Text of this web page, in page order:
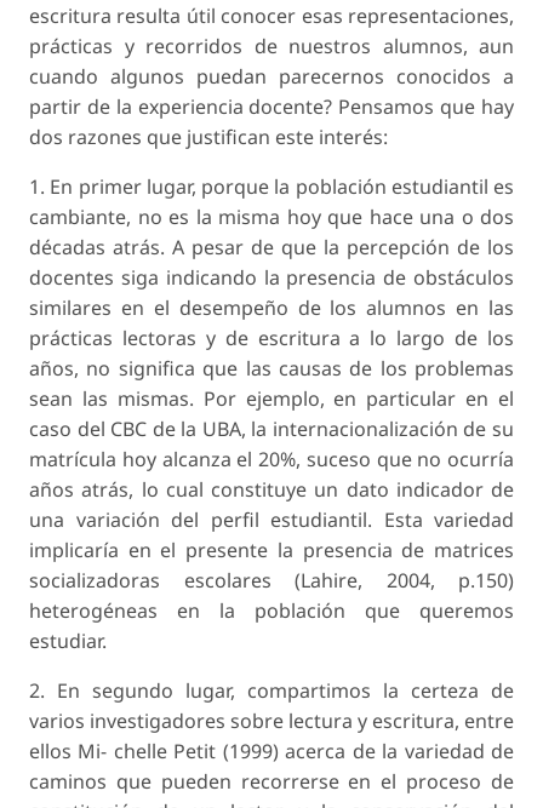
escritura resulta útil conocer esas representaciones,
prácticas y recorridos de nuestros alumnos, aun
cuando algunos puedan parecernos conocidos a
partir de la experiencia docente? Pensamos que hay
dos razones que justifican este interés:
1. En primer lugar, porque la población estudiantil es
cambiante, no es la misma hoy que hace una o dos
décadas atrás. A pesar de que la percepción de los
docentes siga indicando la presencia de obstáculos
similares en el desempeño de los alumnos en las
prácticas lectoras y de escritura a lo largo de los
años, no significa que las causas de los problemas
sean las mismas. Por ejemplo, en particular en el
caso del CBC de la UBA, la internacionalización de su
matrícula hoy alcanza el 20%, suceso que no ocurría
años atrás, lo cual constituye un dato indicador de
una variación del perfil estudiantil. Esta variedad
implicaría en el presente la presencia de matrices
socializadoras escolares (Lahire, 2004, p.150)
heterogéneas en la población que queremos
estudiar.
2. En segundo lugar, compartimos la certeza de
varios investigadores sobre lectura y escritura, entre
ellos Mi- chelle Petit (1999) acerca de la variedad de
caminos que pueden recorrerse en el proceso de